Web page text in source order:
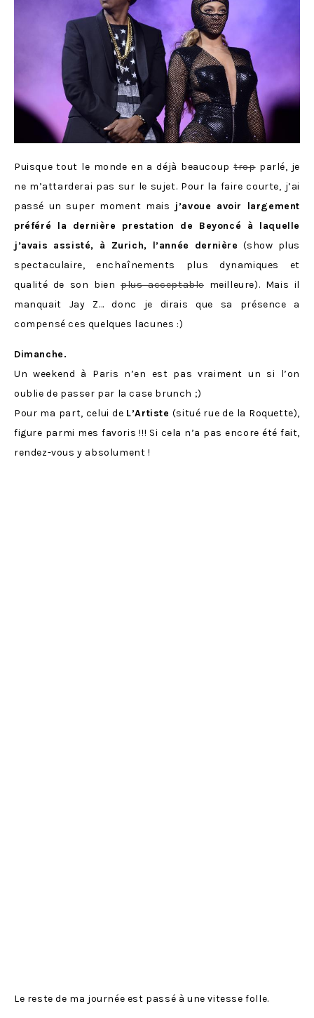
Puisque tout le monde en a déjà beaucouptropparlé, je
ne m’attarderai pas sur le sujet. Pour la faire courte, j’ai
passé un super moment mais j’avoue avoir largement
préféré la dernière prestation de Beyoncé à laquelle
j’avais assisté, à Zurich, l’année dernière (show plus
spectaculaire, enchaînements plus dynamiques et
qualité de son bien plus acceptable meilleure). Mais il
manquait Jay Z… donc je dirais que sa présence a
compensé ces quelques lacunes :)
Dimanche.
Un weekend à Paris n’en est pas vraiment un si l’on
oublie de passer par la case brunch ;)
Pour ma part, celui de L’Artiste (situé rue de la Roquette),
figure parmi mes favoris !!! Si cela n’a pas encore été fait,
rendez-vous y absolument !
Le reste de ma journée est passé à une vitesse folle.